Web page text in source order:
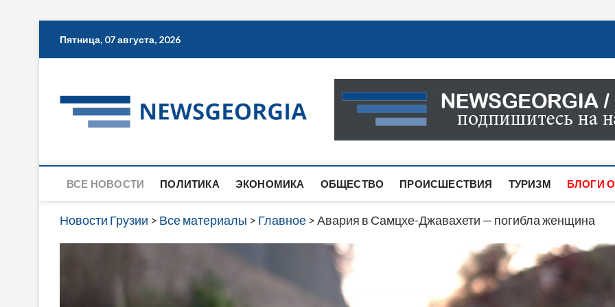
Пятница, 07 августа, 2026
Новости Грузии
САМАЯ АКТУАЛЬНАЯ ИНФОРМАЦИЯ О СОБЫТИЯХ
САЙТЕ ВЫ НАЙДЕТЕ НОВОСТИ ПОЛИТИКИ,
ВСЕ НОВОСТИ ПОЛИТИКА ЭКОНОМИКА ОБЩЕСТВО ПРОИСШЕСТВИЯ ТУРИЗМ БЛОГИ
Новости Грузии > Все материалы > Главное >Авария в Самцхе-Джавахети — погибла женщина